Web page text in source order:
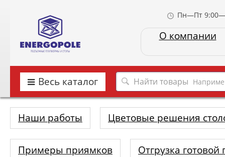
Пн—Пт
О компании
Весь каталог
Наши работы Цветовые решения
Примеры приямков Отгрузка